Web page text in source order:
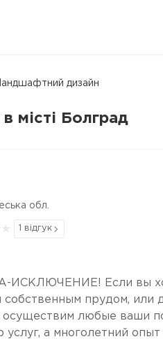
дизайн
місті Болград
обл.
1 відгук
Если вы
собственным прудом,
любые ваши
а многолетний опыт